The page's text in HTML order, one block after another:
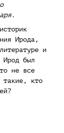
Ирода,
и
Ирод был
не все
такие, кто